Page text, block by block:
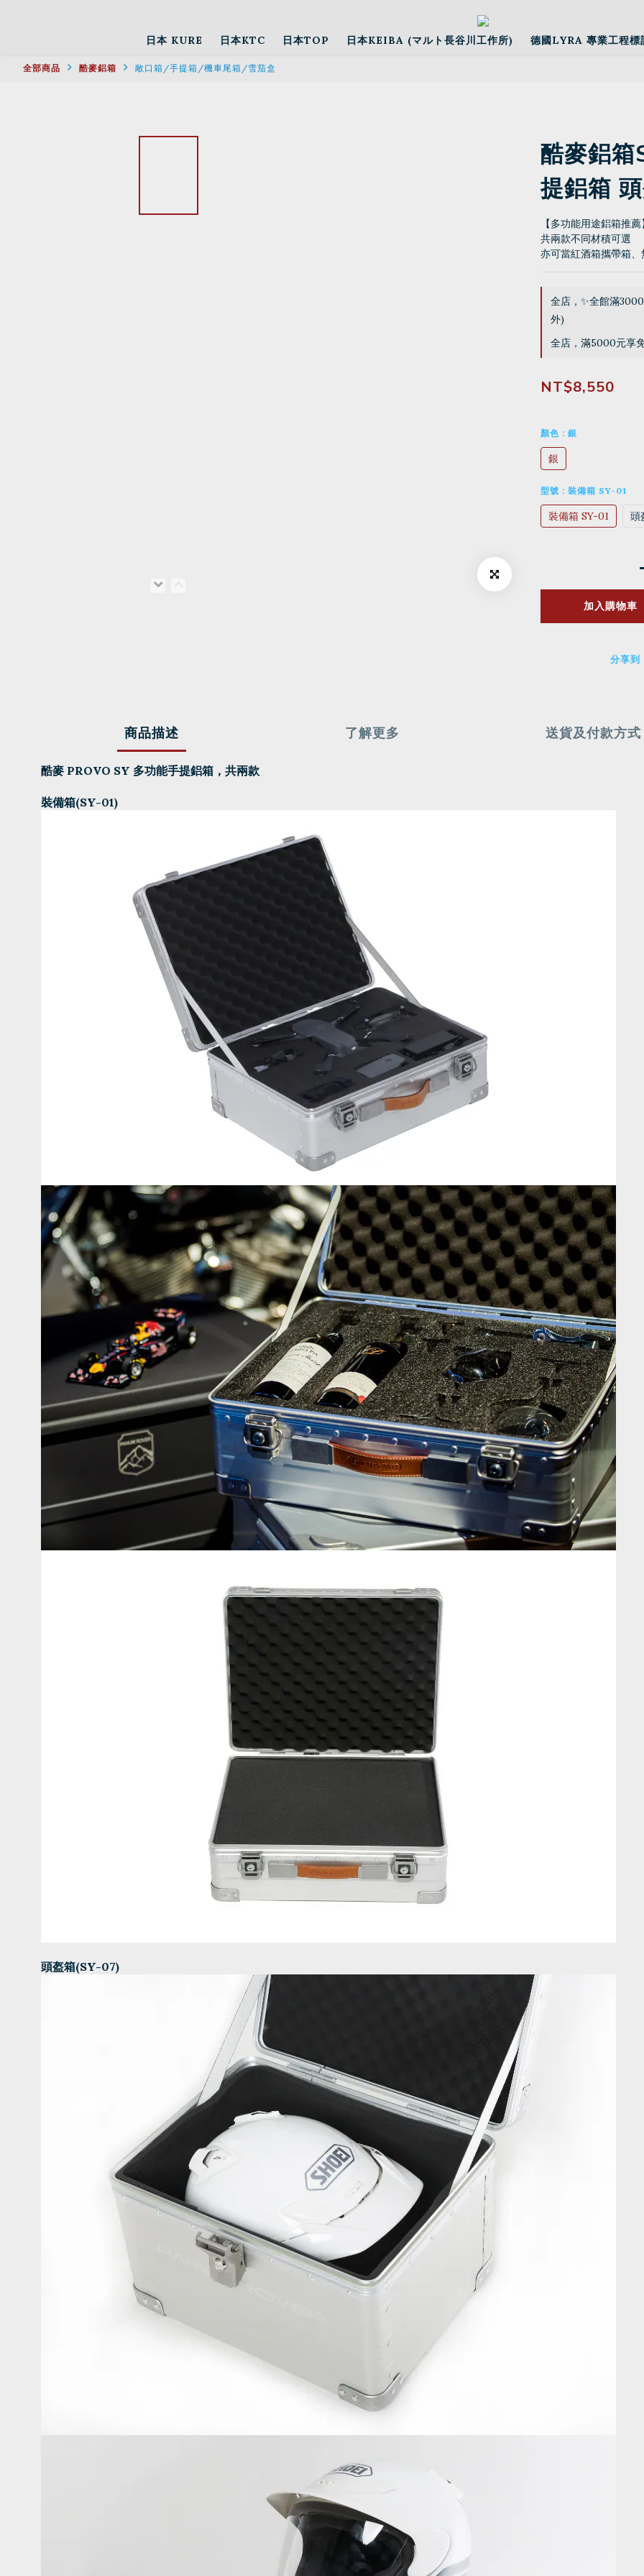
日本 KURE 日本KTC 日本TOP 日本KEIBA (マルト長谷川工作所) 德國LYRA 專業工程標
全部商品 酷麥鋁箱 敞口箱/手提箱/機車尾箱/雪茄盒
酷麥鋁箱
提鋁箱
【多功能用途鋁箱推薦
共兩款不同材積可選
亦可當紅酒箱攜帶箱
全店，✨全館滿
外)
全店，滿5000元享
NT$8,550
顏色 : 銀
銀
型號 : 裝備箱 SY-01
裝備箱 SY-01 頭
加入購物車
分享到
商品描述 了解更多 送貨及付款方式
酷麥 PROVO SY 多功能手提鋁箱，共兩款
裝備箱(SY-01)
頭盔箱(SY-07)